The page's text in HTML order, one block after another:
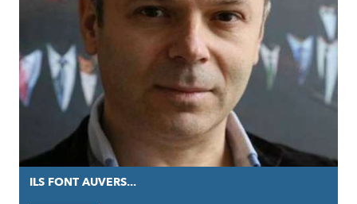
ILS FONT AUVERS...